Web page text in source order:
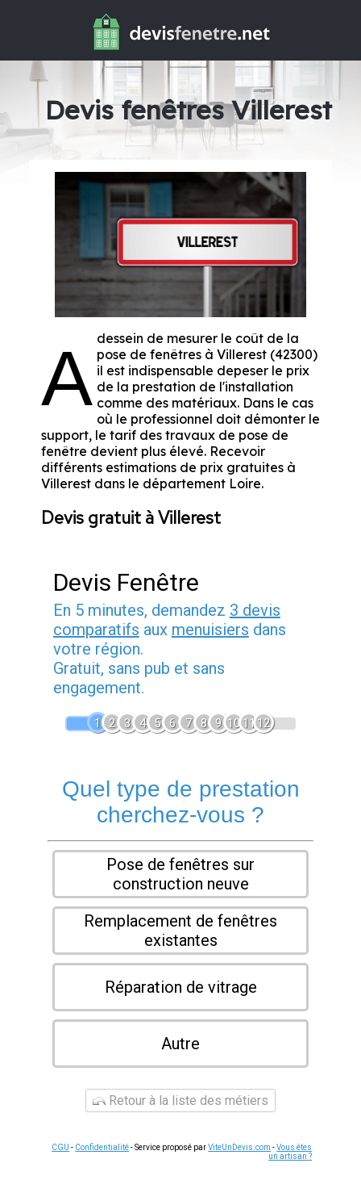
Devis fenêtres Villerest
A dessein de mesurer le coût de la
pose de fenêtres à Villerest (42300)
il est indispensable depeser le prix
de la prestation de l'installation
comme des matériaux. Dans le cas
où le professionnel doit démonter le
support, le tarif des travaux de pose de
fenêtre devient plus élevé. Recevoir
différents estimations de prix gratuites à
Villerest dans le département Loire.
Devis gratuit à Villerest
Devis Fenêtre
En 5 minutes, demandez 3 devis
comparatifs aux menuisiers dans
votre région.
Gratuit, sans pub et sans
engagement.
1 2 3 4 5 6 7 8 9 1011 12
Quel type de prestation
cherchez-vous ?
Pose de fenêtres sur
construction neuve
Remplacement de fenêtres
existantes
Réparation de vitrage
Autre
Retour à la liste des métiers
CGU - Confidentialité- Service proposé parViteUnDevis.com -Vous êtes
un artisan ?